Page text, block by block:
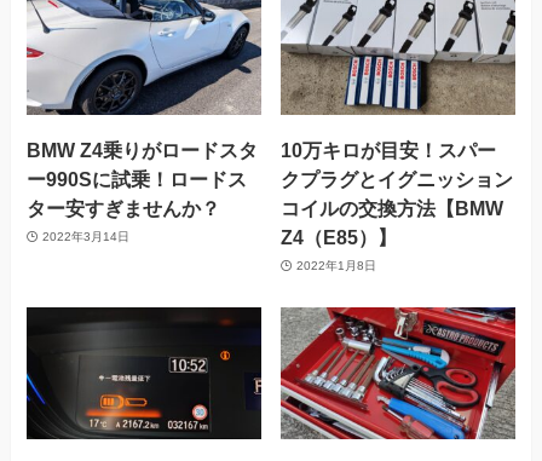
BMW Z4乗りがロードスタ
ー990Sに試乗！ロードス
ター安すぎませんか？
2022年3月14日
10万キロが目安！スパー
クプラグとイグニッション
コイルの交換方法【BMW
Z4（E85）】
2022年1月8日